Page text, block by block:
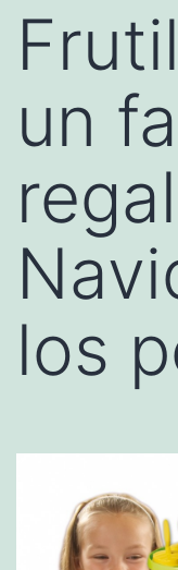
un
los